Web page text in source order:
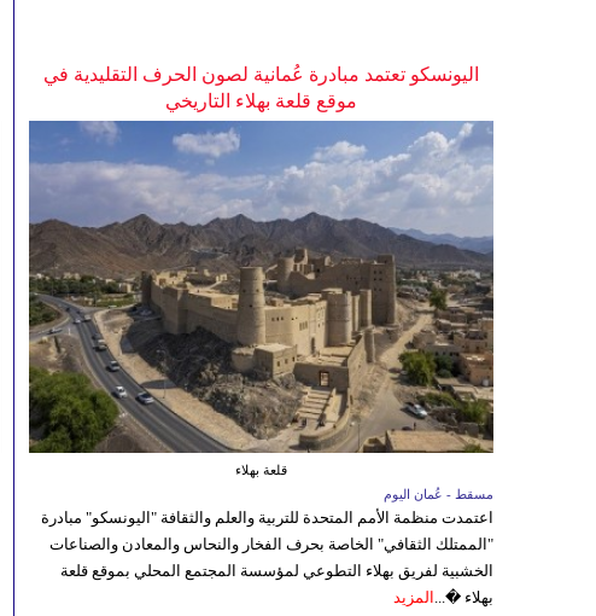
اليونسكو تعتمد مبادرة عُمانية لصون الحرف التقليدية في
موقع قلعة بهلاء التاريخي
قلعة بهلاء
مسقط - عُمان اليوم
اعتمدت منظمة الأمم المتحدة للتربية والعلم والثقافة "اليونسكو" مبادرة
"الممتلك الثقافي" الخاصة بحرف الفخار والنحاس والمعادن والصناعات
الخشبية لفريق بهلاء التطوعي لمؤسسة المجتمع المحلي بموقع قلعة
بهلاء �... المزيد